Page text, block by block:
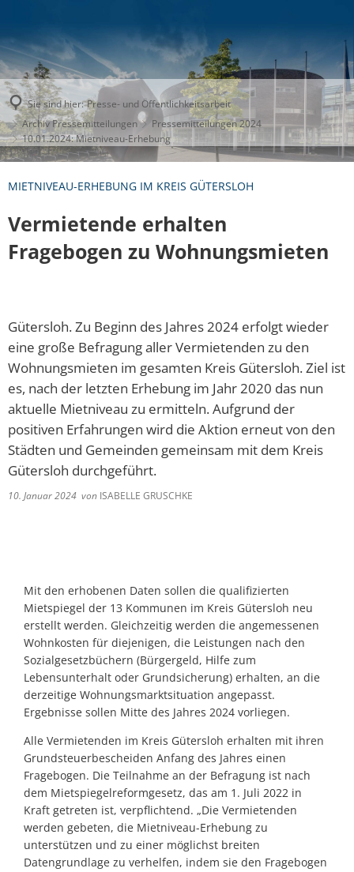
Sie sind hier: Presse- und Öffentlichkeitsarbeit
Archiv Pressemitteilungen
Pressemitteilungen 2024
10.01.2024: Mietniveau-Erhebung
MIETNIVEAU-ERHEBUNG IM KREIS GÜTERSLOH
Vermietende erhalten
Fragebogen zu Wohnungsmieten
Gütersloh. Zu Beginn des Jahres 2024 erfolgt wieder
eine große Befragung aller Vermietenden zu den
Wohnungsmieten im gesamten Kreis Gütersloh. Ziel ist
es, nach der letzten Erhebung im Jahr 2020 das nun
aktuelle Mietniveau zu ermitteln. Aufgrund der
positiven Erfahrungen wird die Aktion erneut von den
Städten und Gemeinden gemeinsam mit dem Kreis
Gütersloh durchgeführt.
10. Januar 2024 von ISABELLE GRUSCHKE
Mit den erhobenen Daten sollen die qualifizierten
Mietspiegel der 13 Kommunen im Kreis Gütersloh neu
erstellt werden. Gleichzeitig werden die angemessenen
Wohnkosten für diejenigen, die Leistungen nach den
Sozialgesetzbüchern (Bürgergeld, Hilfe zum
Lebensunterhalt oder Grundsicherung) erhalten, an die
derzeitige Wohnungsmarktsituation angepasst.
Ergebnisse sollen Mitte des Jahres 2024 vorliegen.
Alle Vermietenden im Kreis Gütersloh erhalten mit ihren
Grundsteuerbescheiden Anfang des Jahres einen
Fragebogen. Die Teilnahme an der Befragung ist nach
dem Mietspiegelreformgesetz, das am 1. Juli 2022 in
Kraft getreten ist, verpflichtend. „Die Vermietenden
werden gebeten, die Mietniveau-Erhebung zu
unterstützen und zu einer möglichst breiten
Datengrundlage zu verhelfen, indem sie den Fragebogen